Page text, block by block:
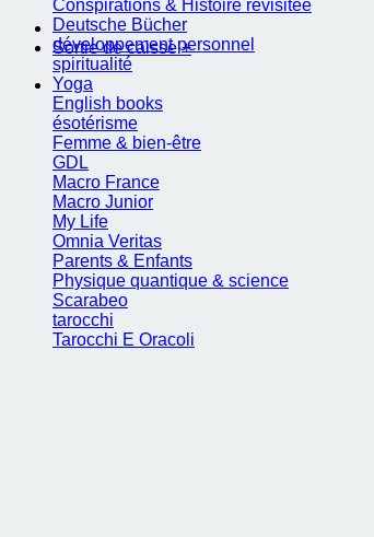
Sortie de caisse +
Conspirations & Histoire revisitée
Deutsche Bücher
développement personnel
spiritualité
Yoga
English books
ésotérisme
Femme & bien-être
GDL
Macro France
Macro Junior
My Life
Omnia Veritas
Parents & Enfants
Physique quantique & science
Scarabeo
tarocchi
Tarocchi E Oracoli